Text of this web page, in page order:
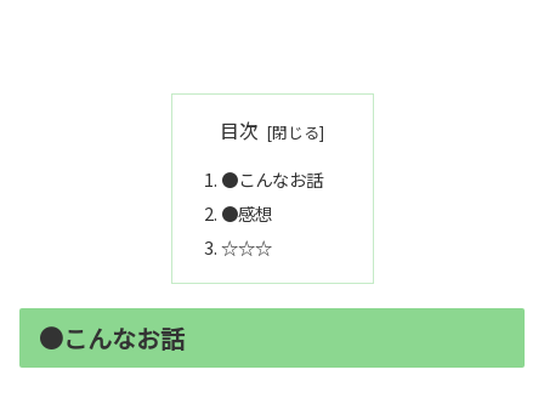
目次
●こんなお話
●感想
☆☆☆
●こんなお話